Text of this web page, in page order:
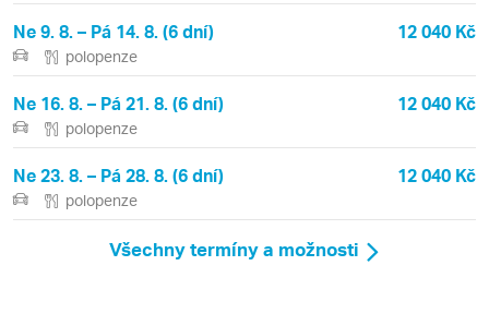
Ne 9. 8. – Pá 14. 8. (6 dní) 12 040 Kč
polopenze
Ne 16. 8. – Pá 21. 8. (6 dní) 12 040 Kč
polopenze
Ne 23. 8. – Pá 28. 8. (6 dní) 12 040 Kč
polopenze
Všechny termíny a možnosti